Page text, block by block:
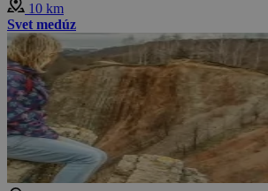
10 km
Svet medúz